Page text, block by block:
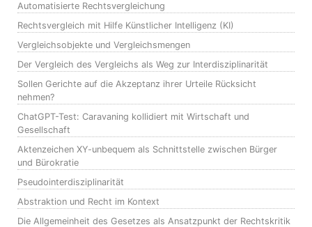
Automatisierte Rechtsvergleichung
Rechtsvergleich mit Hilfe Künstlicher Intelligenz (KI)
Vergleichsobjekte und Vergleichsmengen
Der Vergleich des Vergleichs als Weg zur Interdisziplinarität
Sollen Gerichte auf die Akzeptanz ihrer Urteile Rücksicht
nehmen?
ChatGPT-Test: Caravaning kollidiert mit Wirtschaft und
Gesellschaft
Aktenzeichen XY-unbequem als Schnittstelle zwischen Bürger
und Bürokratie
Pseudointerdisziplinarität
Abstraktion und Recht im Kontext
Die Allgemeinheit des Gesetzes als Ansatzpunkt der Rechtskritik